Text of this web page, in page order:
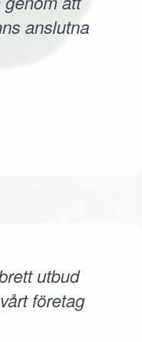
anslutna
utbud
företag